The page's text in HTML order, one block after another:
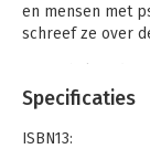
en mensen met
schreef ze over
vertoond, raken
ontdekking dat
zolang de juiste
Specificaties
ISBN13: